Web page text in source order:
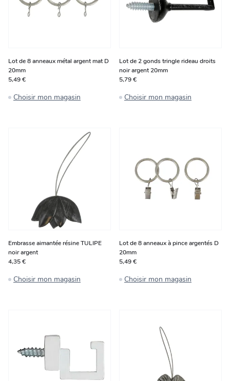
Lot de 8 anneaux métal argent mat D
20mm
5,49 €
Choisir mon magasin
Lot de 2 gonds tringle rideau droits
noir argent 20mm
5,79 €
Choisir mon magasin
Embrasse aimantée résine TULIPE
noir argent
4,35 €
Choisir mon magasin
Lot de 8 anneaux à pince argentés D
20mm
5,49 €
Choisir mon magasin